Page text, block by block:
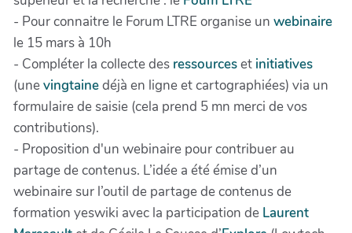
- Pour connaitre le Forum LTRE organise un webinaire
le 15 mars à 10h
- Compléter la collecte des ressourceset initiatives
(unevingtainedéjà en ligne et cartographiées) via un
formulaire de saisie (cela prend 5 mn merci de vos
contributions).
- Proposition d'un webinaire pour contribuer au
partage de contenus. L’idée a été émise d’un
webinaire sur l’outil de partage de contenus de
formation yeswiki avec la participation de Laurent